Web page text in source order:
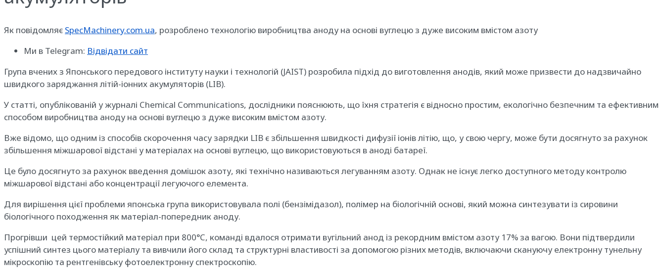
Як повідомляє SpecMachinery.com.ua, розроблено технологію виробництва аноду на основі вуглецю з дуже високим вмістом азоту
Ми в Telegram: Відвідати сайт
Група вчених з Японського передового інституту науки і технологій (JAIST) розробила підхід до виготовлення анодів, який може призвести до надзвичайно
швидкого заряджання літій-іонних акумуляторів (LIB).
У статті, опублікованій у журналі Chemical Communications, дослідники пояснюють, що їхня стратегія є відносно простим, екологічно безпечним та ефективним
способом виробництва аноду на основі вуглецю з дуже високим вмістом азоту.
Вже відомо, що одним із способів скорочення часу зарядки LIB є збільшення швидкості дифузії іонів літію, що, у свою чергу, може бути досягнуто за рахунок
збільшення міжшарової відстані у матеріалах на основі вуглецю, що використовуються в аноді батареї.
Це було досягнуто за рахунок введення домішок азоту, які технічно називаються легуванням азоту. Однак не існує легко доступного методу контролю
міжшарової відстані або концентрації легуючого елемента.
Для вирішення цієї проблеми японська група використовувала полі (бензімідазол), полімер на біологічній основі, який можна синтезувати із сировини
біологічного походження як матеріал-попередник аноду.
Прогрівши цей термостійкий матеріал при 800°C, команді вдалося отримати вугільний анод із рекордним вмістом азоту 17% за вагою. Вони підтвердили
успішний синтез цього матеріалу та вивчили його склад та структурні властивості за допомогою різних методів, включаючи скануючу електронну тунельну
мікроскопію та рентгенівську фотоелектронну спектроскопію.